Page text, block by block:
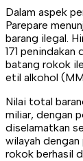
Dalam aspek
Parepare
barang ilegal.
171
batang rokok
etil alkohol
Nilai total
miliar, dengan
diselamatkan
wilayah
rokok berhasil